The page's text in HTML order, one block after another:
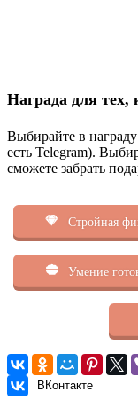
Награда для тех,
Выбирайте в
есть Telegram).
сможете забрать
Стройная
Умение
ВКонтакте